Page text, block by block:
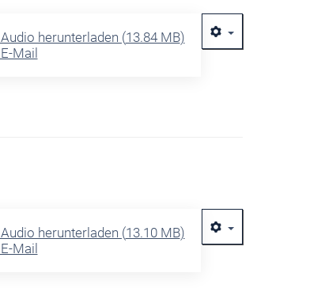
Audio herunterladen (13.84 MB)
E-Mail
Audio herunterladen (13.10 MB)
E-Mail